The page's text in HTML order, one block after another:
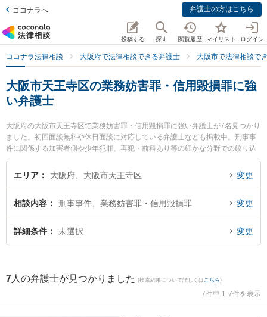
ココナラへ 弁護士の方はこちら
投稿する 探す 閲覧履歴 マイリスト ログイン
ココナラ法律相談 大阪府で法律相談できる弁護士 大阪市で法律相談で
大阪市天王寺区の業務妨害罪・信用毀損罪に強
い弁護士
大阪府の大阪市天王寺区で業務妨害罪・信用毀損罪に強い弁護士が7名見つかり
ました。初回面談無料や休日面談に対応している弁護士なども掲載中。刑事事
件に関係する加害者側や少年犯罪、再犯・前科あり等の細かな分野での絞り込
み検索もでき便利です。特に弁護士法人新都法律事務所の新井 一樹弁護士や上
本町総合法律事務所の池田 克大弁護士、上本町総合法律事務所の池田 直樹弁護
に弁護士に相談したい』『業務妨害罪・信用毀損罪のトラブル解決の実績豊富
な近くの弁護士を検索したい』『初回相談無料で業務妨害罪・信用毀損罪を法
律相談できる大阪市天王寺区内の弁護士に相談予約したい』などでお困りの相
エリア 大阪府、大阪市天王寺区 変更
相談内容 刑事事件、業務妨害罪・信用毀損罪 変更
詳細条件 未選択 変更
7 人の弁護士が見つかりました (検索結果について詳しくは こちら)
7件中 1-7件を表示